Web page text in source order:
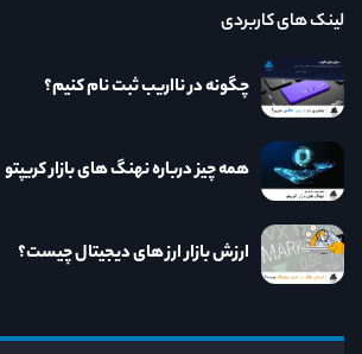
لینک های کاربردی
چگونه در نااریب ثبت نام کنیم؟
همه چیز درباره نهنگ های بازار کریپتو
ارزش بازار ارز های دیجیتال چیست؟